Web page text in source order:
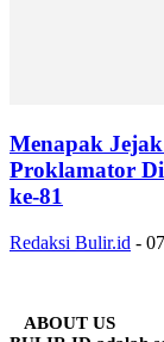
Menapak
Proklamator
ke-81
Redaksi Bulir.id -
ABOUT US